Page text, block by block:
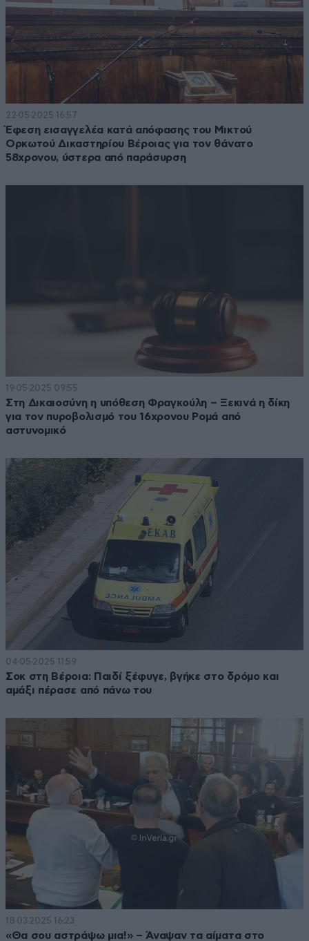
22·05·2025 16:57
Έφεση εισαγγελέα κατά απόφασης του Μικτού
Ορκωτού Δικαστηρίου Βέροιας για τον θάνατο
58χρονου, ύστερα από παράσυρση
19·05·2025 09:55
Στη Δικαιοσύνη η υπόθεση Φραγκούλη – Ξεκινά η δίκη
για τον πυροβολισμό του 16χρονου Ρομά από
αστυνομικό
04·05·2025 11:59
Σοκ στη Βέροια: Παιδί ξέφυγε, βγήκε στο δρόμο και
αμάξι πέρασε από πάνω του
18·03·2025 16:23
«Θα σου αστράψω μια!» – Άναψαν τα αίματα στο